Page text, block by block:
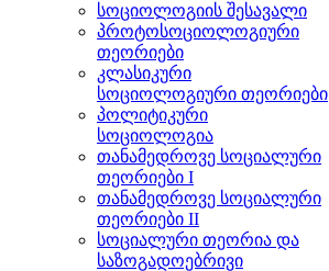
სოციოლოგიის შესავალი
პროტოსოციოლოგიური
თეორიები
კლასიკური
სოციოლოგიური თეორიები
პოლიტიკური
სოციოლოგია
თანამედროვე სოციალური
თეორიები I
თანამედროვე სოციალური
თეორიები II
სოციალური თეორია და
საზოგადოებრივი